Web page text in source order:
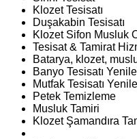
Klozet Tesisatı
Duşakabin Tesisatı
Klozet Sifon Musluk
Tesisat & Tamirat
Batarya, klozet,
Banyo Tesisatı
Mutfak Tesisatı
Petek Temizleme
Musluk Tamiri
Klozet Şamandıra